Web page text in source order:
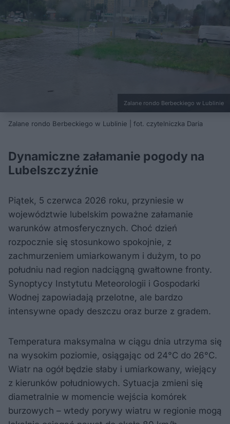
Zalane rondo Berbeckiego w Lublinie
Zalane rondo Berbeckiego w Lublinie | fot. czytelniczka Daria
Dynamiczne załamanie pogody na
Lubelszczyźnie​
Piątek, 5 czerwca 2026 roku, przyniesie w
województwie lubelskim poważne załamanie
warunków atmosferycznych. Choć dzień
rozpocznie się stosunkowo spokojnie, z
zachmurzeniem umiarkowanym i dużym, to po
południu nad region nadciągną gwałtowne fronty.
Synoptycy Instytutu Meteorologii i Gospodarki
Wodnej zapowiadają przelotne, ale bardzo
intensywne opady deszczu oraz burze z gradem.​
Temperatura maksymalna w ciągu dnia utrzyma się
na wysokim poziomie, osiągając od 24°C do 26°C.
Wiatr na ogół będzie słaby i umiarkowany, wiejący
z kierunków południowych. Sytuacja zmieni się
diametralnie w momencie wejścia komórek
burzowych – wtedy porywy wiatru w regionie mogą